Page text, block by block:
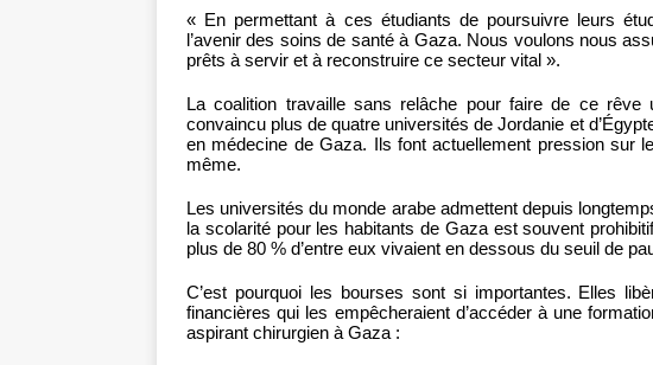
« En permettant à ces étudiants de poursuivre leurs
l’avenir des soins de santé à Gaza. Nous voulons nous
prêts à servir et à reconstruire ce secteur vital ».
La coalition travaille sans relâche pour faire de ce
convaincu plus de quatre universités de Jordanie et
en médecine de Gaza. Ils font actuellement pression sur
même.
Les universités du monde arabe admettent depuis
la scolarité pour les habitants de Gaza est souvent
plus de 80 % d’entre eux vivaient en dessous du seuil de
C’est pourquoi les bourses sont si importantes. Elles
financières qui les empêcheraient d’accéder à une
aspirant chirurgien à Gaza :